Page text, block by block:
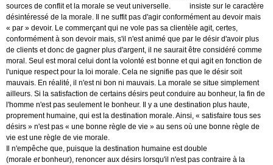
sources de conflit et la morale se veut universelle.
insiste sur le caractère
désintéressé de la morale. Il ne suffit pas d'agir conformément au devoir mais
« par » devoir. Le commerçant qui ne vole pas sa clientèle agit, certes,
conformément à son devoir mais, s'il n'est animé que par le désir d'avoir plus
de clients et donc de gagner plus d'argent, il ne saurait être considéré comme
moral. Seul est moral celui dont la volonté est bonne et qui agit en fonction de
l'unique respect pour la loi morale. Cela ne signifie pas que le désir soit
mauvais. En réalité, il n'est ni bon ni mauvais. La morale se situe simplement
ailleurs. Si la satisfaction de certains désirs peut conduire au bonheur, la fin de
l'homme n'est pas seulement le bonheur. Il y a une destination plus haute,
proprement humaine, qui est la destination morale. Ainsi, « satisfaire tous ses
désirs » n'est pas « une bonne règle de vie » au sens où une bonne règle de
vie est une règle de vie morale.
Il n'empêche que, puisque la destination humaine est double
(morale etbonheur), renoncer aux désirs lorsqu'il n'est pas contraire à la